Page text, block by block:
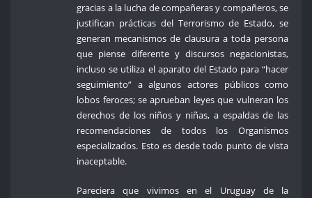
gracias a la lucha de compañeras y compañeros, se
justifican prácticas del Terrorismo de Estado, se
generan mecanismos de clausura a toda persona
que piense diferente y discursos negacionistas,
incluso se utiliza el aparato del Estado para “hacer
seguimiento” a algunos actores públicos como
lobos feroces; se aprueban leyes que vulneran los
derechos de los niños y niñas, a espaldas de las
recomendaciones de todos los Organismos
especializados. Esto es desde todo punto de vista
inaceptable.
Pareciera que vivimos en el Uruguay de la